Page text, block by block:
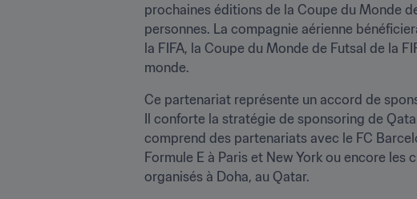
prochaines éditions de la Coupe du Monde
personnes. La compagnie aérienne
la FIFA, la Coupe du Monde de Futsal de la
monde.
Ce partenariat représente un accord de
Il conforte la stratégie de sponsoring de
comprend des partenariats avec le FC
Formule E à Paris et New York ou encore
organisés à Doha, au Qatar.